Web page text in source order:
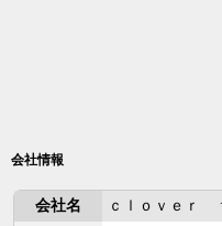
会社情報
会社名 ｃｌｏｖｅｒ